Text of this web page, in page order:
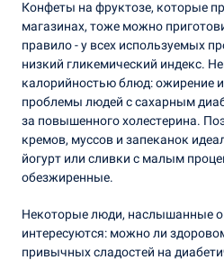
Конфеты на фруктозе, которые
магазинах, тоже можно
правило - у всех используемых
низкий гликемический индекс.
калорийностью блюд: ожирение
проблемы людей с сахарным
за повышенного холестерина.
кремов, муссов и запеканок
йогурт или сливки с малым
обезжиренные.
Некоторые люди, наслышанные о
интересуются: можно ли
привычных сладостей на